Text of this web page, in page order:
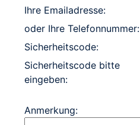
Ihre Emailadresse:
oder Ihre Telefonnummer:
Sicherheitscode:
Sicherheitscode bitte
eingeben:
Anmerkung: